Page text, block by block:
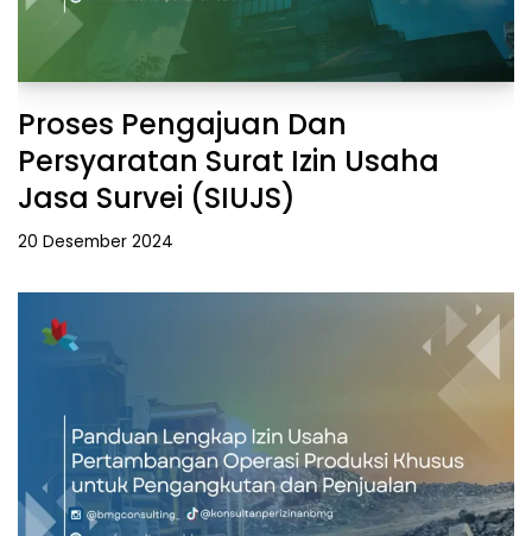
Proses Pengajuan Dan
Persyaratan Surat Izin Usaha
Jasa Survei (SIUJS)
20 Desember 2024